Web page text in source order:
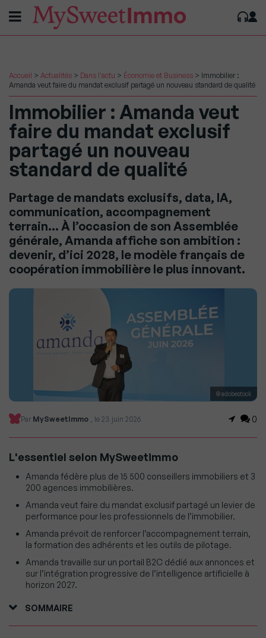
Accueil > Actualités > Dans l'actu > Économie et Business > Immobilier :
Amanda veut faire du mandat exclusif partagé un nouveau standard de qualité
Immobilier : Amanda veut
faire du mandat exclusif
partagé un nouveau
standard de qualité
Partage de mandats exclusifs, data, IA,
communication, accompagnement
terrain… À l’occasion de son Assemblée
générale, Amanda affiche son ambition :
devenir, d’ici 2028, le modèle français de
coopération immobilière le plus innovant.
© adobestock
Par MySweetImmo , le 23 juin 2026 0
L'essentiel selon MySweetimmo
Amanda fédère plus de 15 500 conseillers immobiliers et 3
200 agences immobilières.
Amanda veut faire du mandat exclusif partagé un levier de
performance pour les professionnels de l’immobilier.
Amanda prévoit de renforcer l’accompagnement terrain,
la formation des adhérents et les outils de pilotage.
Amanda travaille sur un portail B2C dédié aux annonces et
sur l’intégration progressive de l’intelligence artificielle à
horizon 2027.
SOMMAIRE